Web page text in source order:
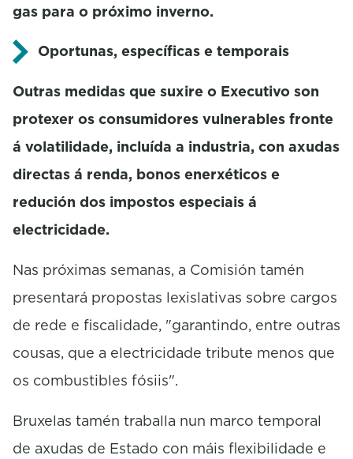
gas para o próximo inverno.
Oportunas, específicas e temporais
Outras medidas que suxire o Executivo son
protexer os consumidores vulnerables fronte
á volatilidade, incluída a industria, con axudas
directas á renda, bonos enerxéticos e
redución dos impostos especiais á
electricidade.
Nas próximas semanas, a Comisión tamén
presentará propostas lexislativas sobre cargos
de rede e fiscalidade, "garantindo, entre outras
cousas, que a electricidade tribute menos que
os combustibles fósiis".
Bruxelas tamén traballa nun marco temporal
de axudas de Estado con máis flexibilidade e